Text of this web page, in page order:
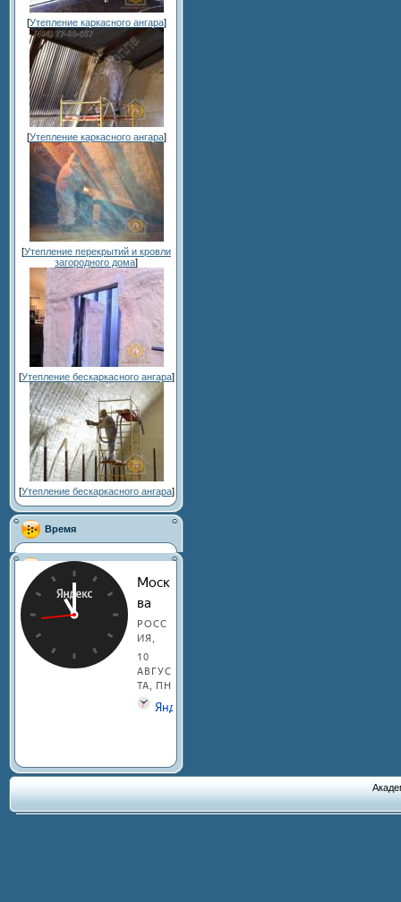
[Утепление каркасного ангара]
[Утепление каркасного ангара]
[Утепление перекрытий и кровли
загородного дома]
[Утепление бескаркасного ангара]
[Утепление бескаркасного ангара]
Время